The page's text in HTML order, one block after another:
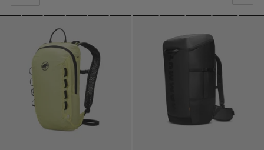
VÅR REKOMMENDATION
PRIS LÅGT TILL HÖGT
PRIS HÖG TILL LÅG
BETYG